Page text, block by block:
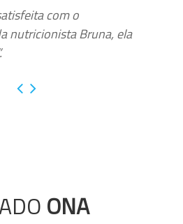
com o
nutricionista Bruna, ela
ONA